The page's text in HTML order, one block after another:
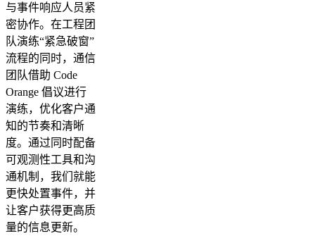
与事件响应人员紧
密协作。在工程团
队演练“紧急破窗”
流程的同时，通信
团队借助 Code
Orange 倡议进行
演练，优化客户通
知的节奏和清晰
度。通过同时配备
可观测性工具和沟
通机制，我们就能
更快处置事件，并
让客户获得更高质
量的信息更新。